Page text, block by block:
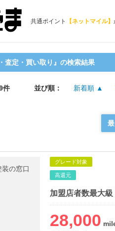
共通ポイント 【ネットマイル】
査定・買い取り』の検索結果
件 並び順： 新着順 ▲
グレード対象
高還元
加盟店者数最大級
28,000